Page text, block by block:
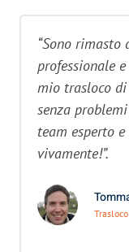
“Sono
professionale
mio trasloco
senza
team esperto
vivamente!”.